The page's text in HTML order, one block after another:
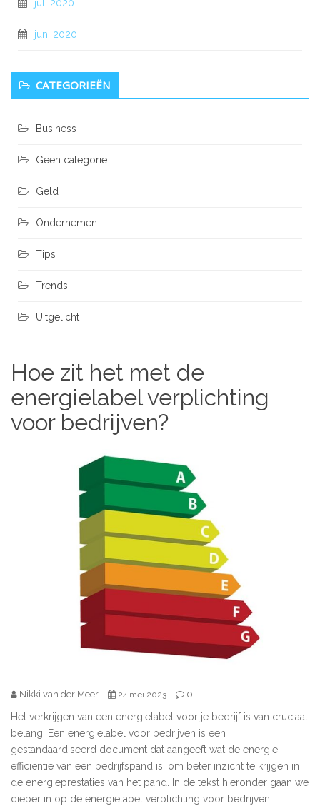
juli 2020
juni 2020
CATEGORIEËN
Business
Geen categorie
Geld
Ondernemen
Tips
Trends
Uitgelicht
Hoe zit het met de
energielabel verplichting
voor bedrijven?
Nikki van der Meer 24 mei 2023 0
Het verkrijgen van een energielabel voor je bedrijf is van cruciaal
belang. Een energielabel voor bedrijven is een
gestandaardiseerd document dat aangeeft wat de energie-
efficiëntie van een bedrijfspand is, om beter inzicht te krijgen in
de energieprestaties van het pand. In de tekst hieronder gaan we
dieper in op de energielabel verplichting voor bedrijven.